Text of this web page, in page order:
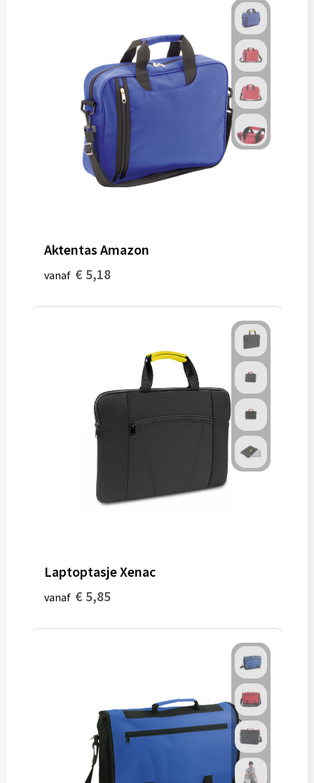
Aktentas Amazon
vanaf € 5,18
Laptoptasje Xenac
vanaf € 5,85